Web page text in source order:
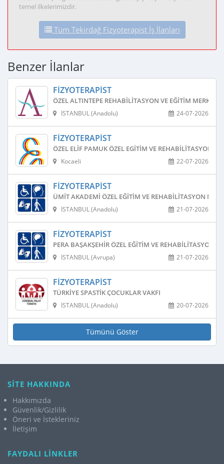
temel ilkelerimizdir.
Tüm Tekirdağ Fizyoterapist İş İlanları
Benzer İlanlar
FIZYOTERAPIST
ÖZEL ALTINTEPE REHABILITASYON VE EĞITIM MERKEZI
24-07-2026
İSTANBUL (Anadolu)
FIZYOTERAPIST
ÖZEL ELIF PAMUK ÖZEL EGITIM VE REHABILITASYON
22-07-2026
Kocaeli
FIZYOTERAPIST
ÜMIT AKADEMI ÖZEL EĞITIM VE REHABILITASYON
21-07-2026
İSTANBUL (Anadolu)
FIZYOTERAPIST
PERA BAŞAKŞEHIR ÖZEL EĞITIM VE REHABILITASYON
21-07-2026
İSTANBUL (Avrupa)
FIZYOTERAPIST
TÜRKIYE SPASTIK ÇOCUKLAR VAKFI
20-07-2026
İSTANBUL (Anadolu)
Tümünü Göster
SİTE HAKKINDA
Hakkımızda
Güvenlik/Gizlilik
Öneri ve İstekleriniz
İletişim
FAYDALI LİNKLER